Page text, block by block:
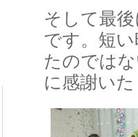
そして最
です。短
たのでは
に感謝い